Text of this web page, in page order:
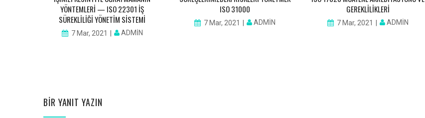
YÖNTEMLERI — ISO 22301 İŞ
SÜREKLILIĞI YÖNETIM SISTEMI
7 Mar, 2021 ADMIN
ISO 31000
7 Mar, 2021 ADMIN
GEREKLILIKLERI
7 Mar, 2021 ADMIN
BIR YANIT YAZIN